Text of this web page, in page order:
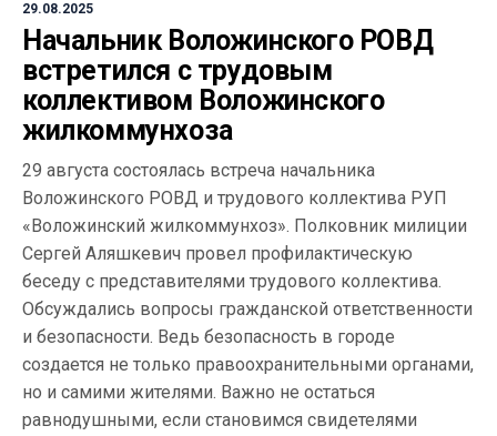
29.08.2025
Начальник Воложинского РОВД
встретился с трудовым
коллективом Воложинского
жилкоммунхоза
29 августа состоялась встреча начальника
Воложинского РОВД и трудового коллектива РУП
«Воложинский жилкоммунхоз». Полковник милиции
Сергей Аляшкевич провел профилактическую
беседу с представителями трудового коллектива.
Обсуждались вопросы гражданской ответственности
и безопасности. Ведь безопасность в городе
создается не только правоохранительными органами,
но и самими жителями. Важно не остаться
равнодушными, если становимся свидетелями